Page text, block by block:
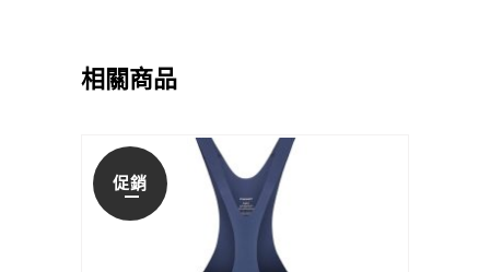
相關商品
促銷